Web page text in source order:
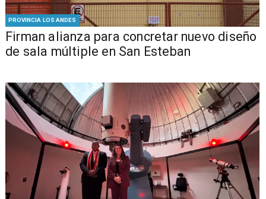
PROVINCIA LOS ANDES
​​Firman alianza para concretar nuevo diseño
de sala múltiple en San Esteban